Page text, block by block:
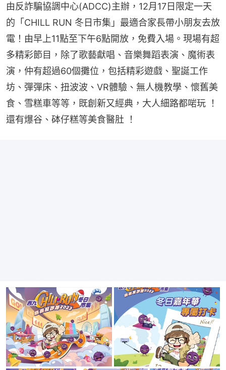
由反詐騙協調中心(ADCC)主辦，12月17日限定一天
的「CHILL RUN 冬日市集」最適合家長帶小朋友去放
電！由早上11點至下午6點開放，免費入場。現場有超
多精彩節目，除了歌藝獻唱、音樂舞蹈表演、魔術表
演，仲有超過60個攤位，包括精彩遊戲、聖誕工作
坊、彈彈床、扭波波、VR體驗、無人機教學、懷舊美
食、雪糕車等等，既創新又經典，大人細路都啱玩 ！
還有爆谷、砵仔糕等美食醫肚 ！